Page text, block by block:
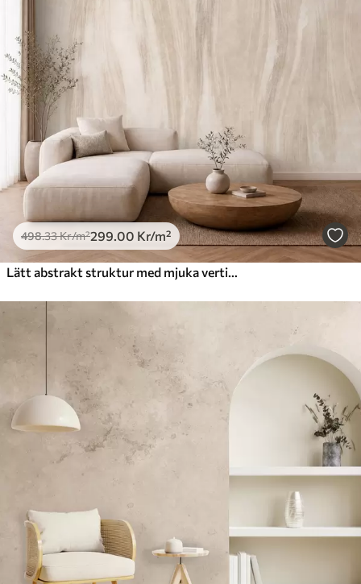
498.33Kr/m²299.00 Kr/m²
Lätt abstrakt struktur med mjuka vertikala övergångar i krämiga nyanser